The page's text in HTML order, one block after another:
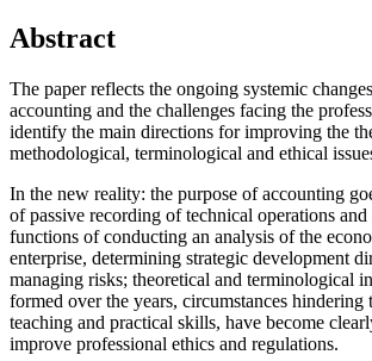
Abstract
The paper reflects the ongoing systemic
accounting and the challenges facing the
identify the main directions for improving the
methodological, terminological and ethical
In the new reality: the purpose of accounting
of passive recording of technical operations and
functions of conducting an analysis of the
enterprise, determining strategic development
managing risks; theoretical and terminological
formed over the years, circumstances hindering
teaching and practical skills, have become
improve professional ethics and regulations.